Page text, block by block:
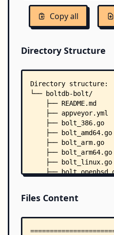
Copy all
Directory Structure
Directory structure:
└── boltdb-bolt/
    ├── README.md
    ├── appveyor.yml
    ├── bolt_386.go
    ├── bolt_amd64.go
    ├── bolt_arm.go
    ├── bolt_arm64.go
    ├── bolt_linux.go
├──
├──
    ├── bolt_unix.go
├──
Files Content